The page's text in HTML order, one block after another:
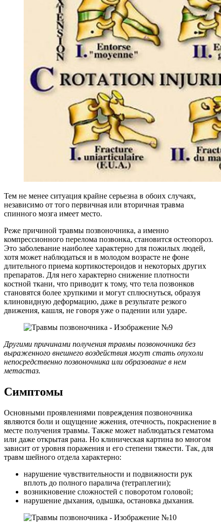
Тем не менее ситуация крайне серьезна в обоих случаях,
независимо от того первичная или вторичная травма
спинного мозга имеет место.
Реже причиной травмы позвоночника, а именно
компрессионного перелома позвонка, становится остеопороз.
Это заболевание наиболее характерно для пожилых людей,
хотя может наблюдаться и в молодом возрасте не фоне
длительного приема кортикостероидов и некоторых других
препаратов. Для него характерно снижение плотности
костной ткани, что приводит к тому, что тела позвонков
становятся более хрупкими и могут сплюснуться, образуя
клиновидную деформацию, даже в результате резкого
движения, кашля, не говоря уже о падении или ударе.
Другими причинами получения травмы позвоночника без
выраженного внешнего воздействия могут стать опухоли
непосредственно позвоночника или образование в нем
метастаз.
Симптомы
Основными проявлениями повреждения позвоночника
являются боли и ощущение жжения, отечность, покраснение в
месте получения травмы. Также может наблюдаться гематома
или даже открытая рана. Но клиническая картина во многом
зависит от уровня поражения и его степени тяжести. Так, для
травм шейного отдела характерно:
нарушение чувствительности и подвижности рук
вплоть до полного паралича (тетраплегии);
возникновение сложностей с поворотом головой;
нарушение дыхания, одышка, остановка дыхания.